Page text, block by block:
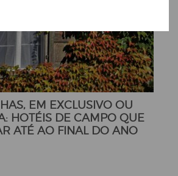
EM EXCLUSIVO OU
HOTÉIS DE CAMPO QUE
ATÉ AO FINAL DO ANO